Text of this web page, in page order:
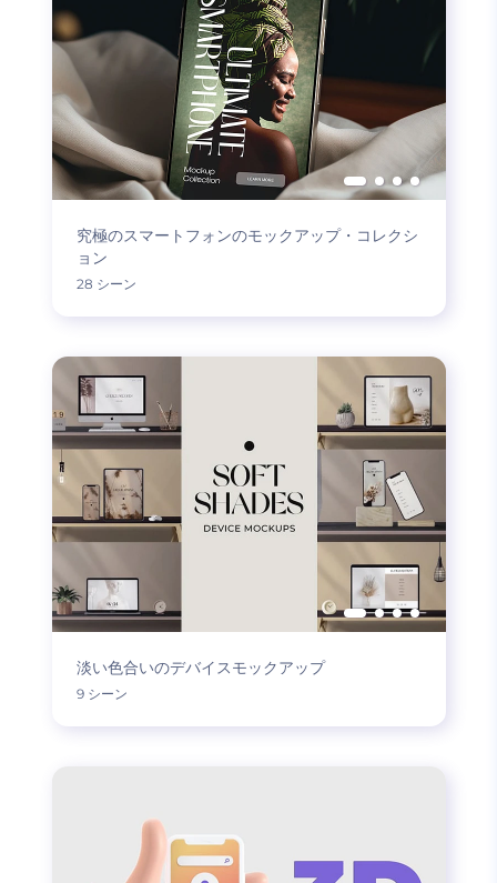
究極のスマートフォンのモックアップ・コレクシ
ョン
28 シーン
淡い色合いのデバイスモックアップ
9 シーン